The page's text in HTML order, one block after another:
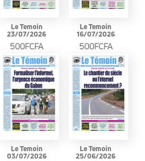
Le Temoin
23/07/2026
500FCFA
Le Temoin
16/07/2026
500FCFA
Le Temoin
03/07/2026
Le Temoin
25/06/2026